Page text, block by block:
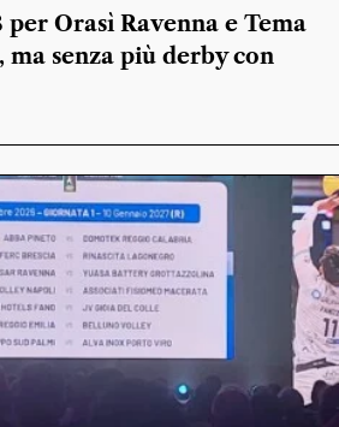
Orasì Ravenna e Tema
ma senza più derby con